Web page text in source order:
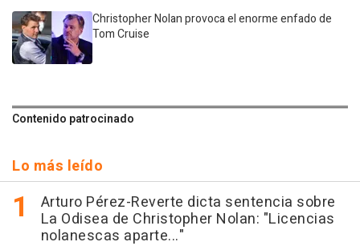
Christopher Nolan provoca el enorme enfado de
Tom Cruise
Contenido patrocinado
Lo más leído
Arturo Pérez-Reverte dicta sentencia sobre
La Odisea de Christopher Nolan: "Licencias
nolanescas aparte..."